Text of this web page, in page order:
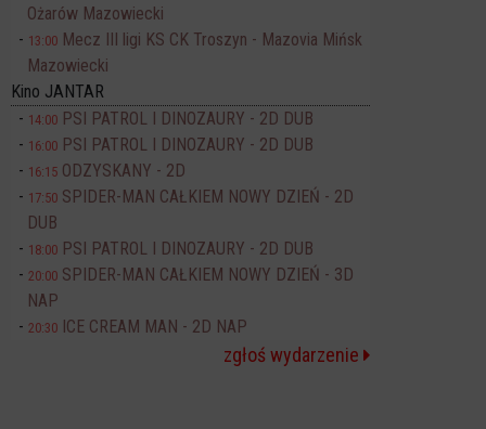
Ożarów Mazowiecki
13:00 Mecz III ligi KS CK Troszyn - Mazovia Mińsk
Mazowiecki
Kino JANTAR
14:00 PSI PATROL I DINOZAURY - 2D DUB
16:00 PSI PATROL I DINOZAURY - 2D DUB
16:15 ODZYSKANY - 2D
17:50 SPIDER-MAN CAŁKIEM NOWY DZIEŃ - 2D
DUB
18:00 PSI PATROL I DINOZAURY - 2D DUB
20:00 SPIDER-MAN CAŁKIEM NOWY DZIEŃ - 3D
NAP
20:30 ICE CREAM MAN - 2D NAP
zgłoś wydarzenie